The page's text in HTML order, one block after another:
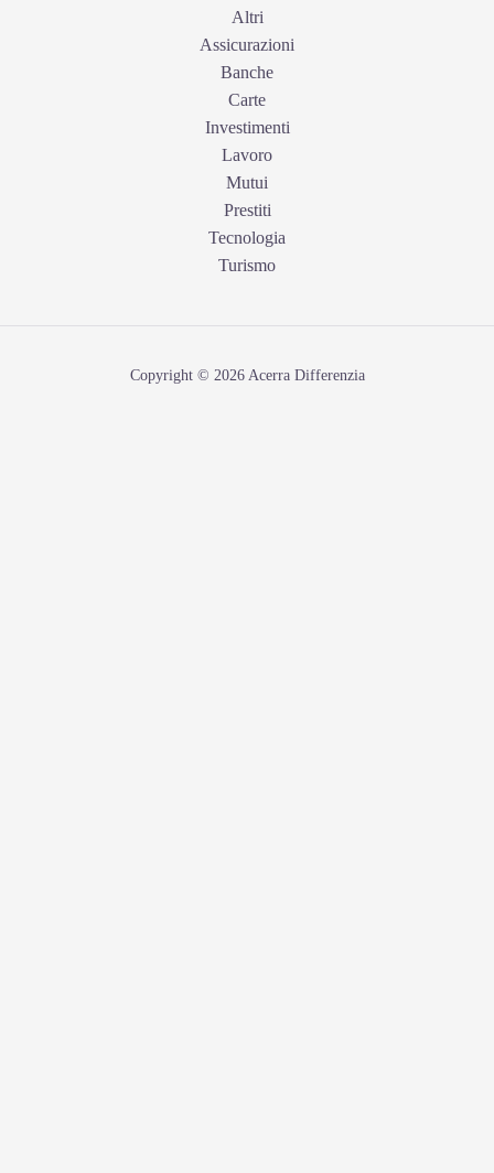
Altri
Assicurazioni
Banche
Carte
Investimenti
Lavoro
Mutui
Prestiti
Tecnologia
Turismo
Copyright © 2026 Acerra Differenzia